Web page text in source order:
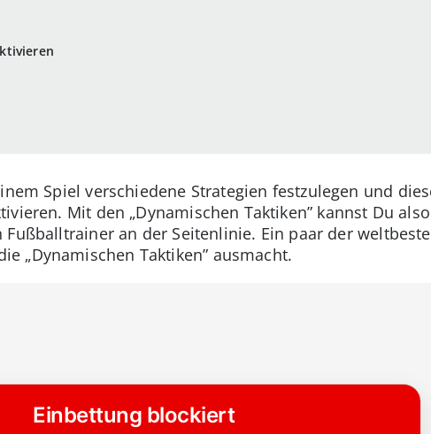
Spiel verschiedene Strategien festzulegen und
Mit den „Dynamischen Taktiken” kannst Du
an der Seitenlinie. Ein paar der
„Dynamischen Taktiken” ausmacht.